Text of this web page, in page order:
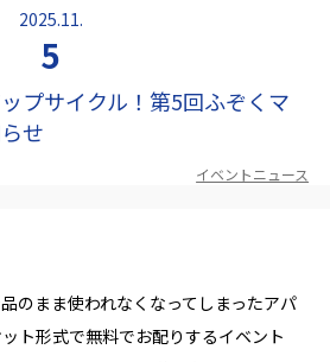
2025.11.
5
プサイクル！第5回ふぞくマ
せ
イベントニュース
のまま使われなくなってしまったアパ
ト形式で無料でお配りするイベント